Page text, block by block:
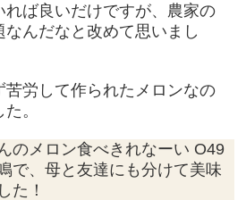
れば良いだけですが、農家の
んだなと改めて思いまし
苦労して作られたメロンなの
。
のメロン食べきれなーい O49
で、母と友達にも分けて美味
た！